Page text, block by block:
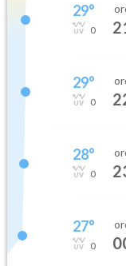
29°
0
29°
0
28°
0
27°
0